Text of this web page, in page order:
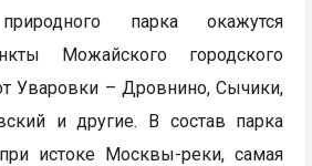
парка окажутся
Можайского городского
Уваровки – Дровнино, Сычики,
и другие. В состав парка
истоке Москвы-реки, самая